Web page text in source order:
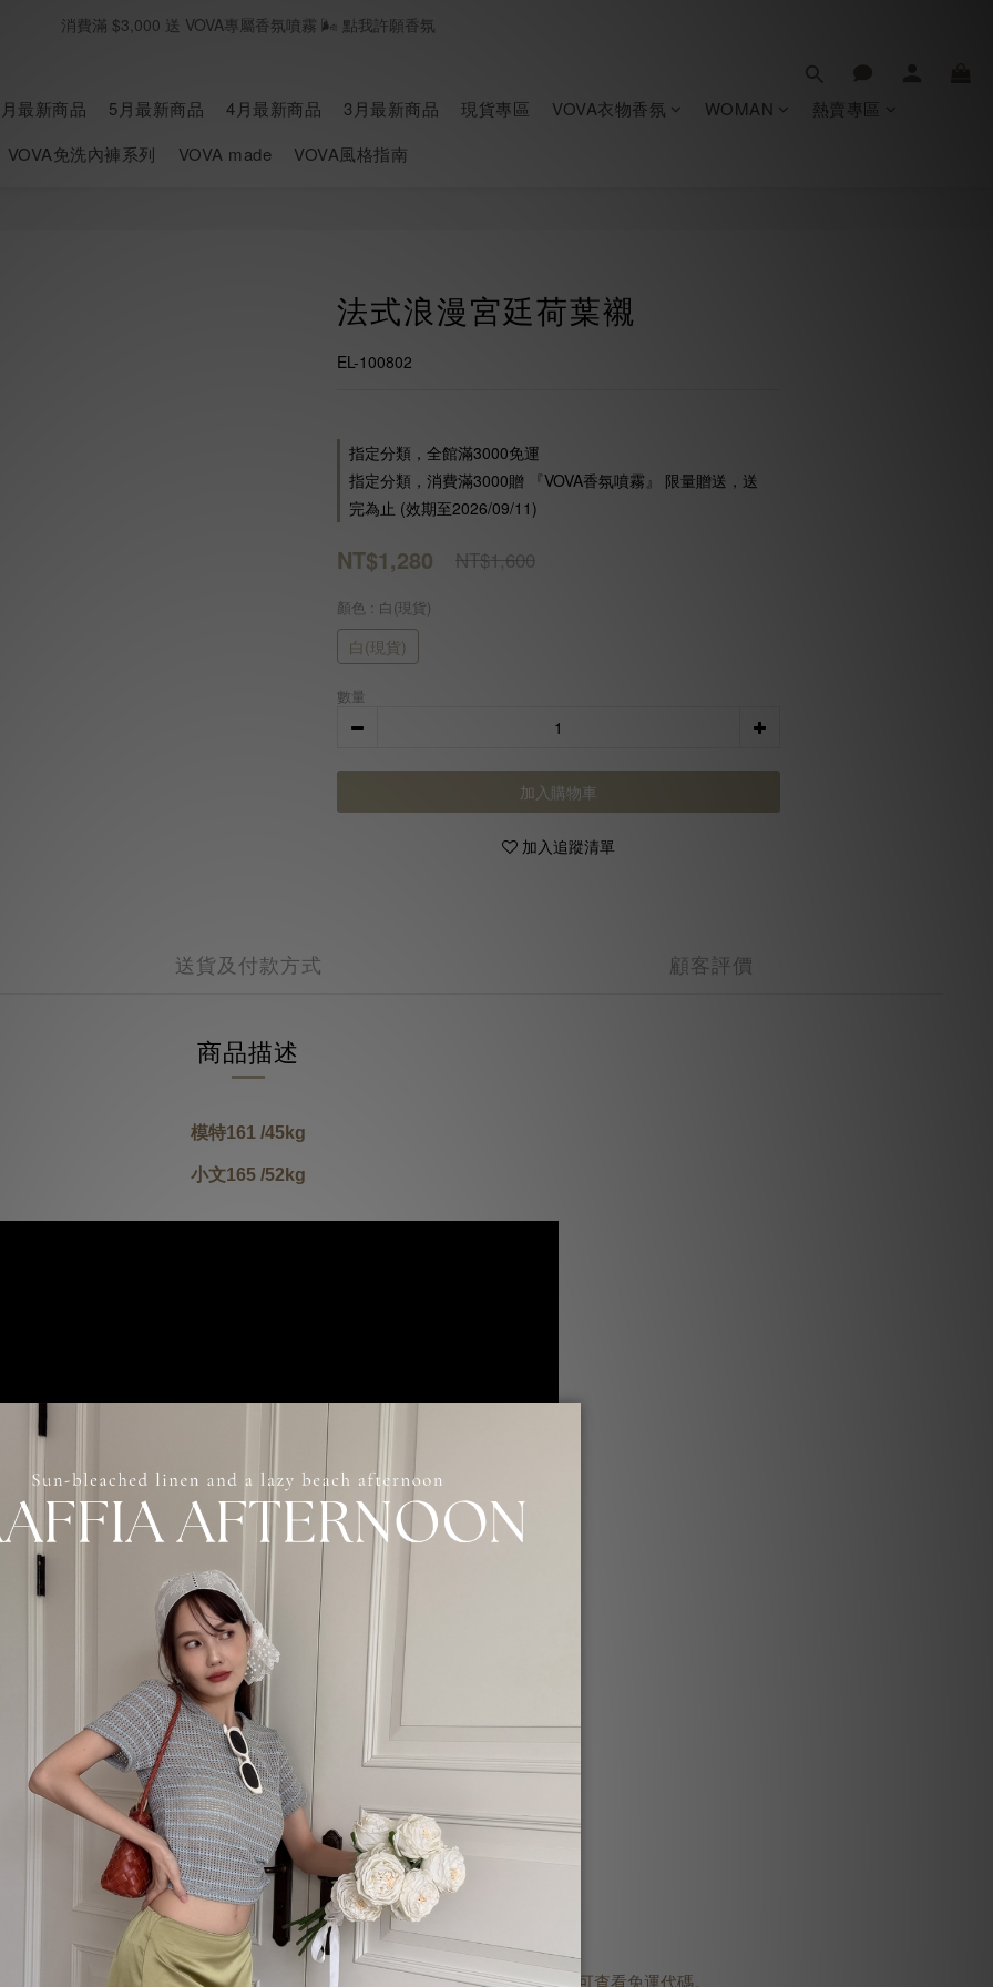
春夏現貨 海島國家旅遊必買🥂｜立即逛逛SHOPNOW
消費滿 $3,000 送 VOVA專屬香氛噴霧 🌬️ 點我許願香氛
春夏現貨 海島國家旅遊必買🥂｜立即逛逛SHOPNOW
最新商品 5月最新商品 4月最新商品 3月最新商品 現貨專區 VOVA衣物香氛 WOMAN
熱賣專區
VOVA免洗內褲系列
VOVA made VOVA風格指南
法式浪漫宮廷荷葉襯
EL-100802
指定分類，全館滿3000免運
指定分類，消費滿3000贈 『VOVA香氛噴霧』 限量贈送，送
完為止 (效期至2026/09/11)
NT$1,280 NT$1,600
顏色 : 白(現貨)
白(現貨)
數量
加入購物車
加入追蹤清單
送貨及付款方式 顧客評價
商品描述
模特161 /45kg
小文165 /52kg
於24小時內出貨 ，週末及例假日出貨暫停。
"為主，未付款者商品將會轉為"預購"。
1-3週工作日，不含假日 (特殊節日預購期變動將另行公告）。
後續寄出運費由VOVA自行負擔。
寄出，斷貨商品金額自動轉入購物金並補償一次免運優惠代碼，登入會員即可查看免運代碼。